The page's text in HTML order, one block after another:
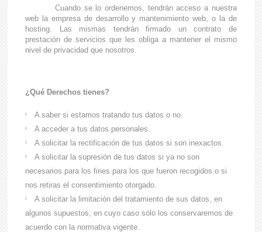
Cuando se lo ordenemos, tendrán acceso a nuestra
web la empresa de desarrollo y mantenimiento web, o la de
hosting. Las mismas tendrán firmado un contrato de
prestación de servicios que les obliga a mantener el mismo
nivel de privacidad que nosotros.
¿Qué Derechos tienes?
A saber si estamos tratando tus datos o no.
A acceder a tus datos personales.
A solicitar la rectificación de tus datos si son inexactos.
A solicitar la supresión de tus datos si ya no son
necesarios para los fines para los que fueron recogidos o si
nos retiras el consentimiento otorgado.
A solicitar la limitación del tratamiento de sus datos, en
algunos supuestos, en cuyo caso sólo los conservaremos de
acuerdo con la normativa vigente.